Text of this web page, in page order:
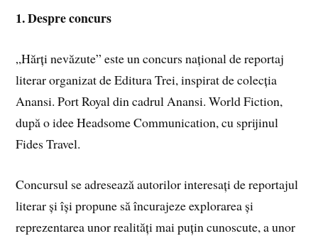
1. Despre concurs
„Hărți nevăzute” este un concurs național de reportaj
literar organizat de Editura Trei, inspirat de colecția
Anansi. Port Royal din cadrul Anansi. World Fiction,
după o idee Headsome Communication, cu sprijinul
Fides Travel.
Concursul se adresează autorilor interesați de reportajul
literar și își propune să încurajeze explorarea și
reprezentarea unor realități mai puțin cunoscute, a unor